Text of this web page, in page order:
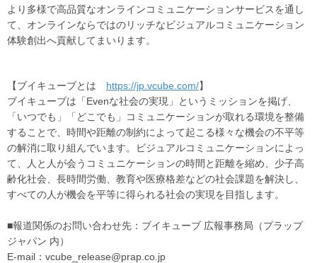
より多様で高品質なオンラインコミュニケーションサービスを通し
て、オンラインならではのリッチなビジュアルコミュニケーション
体験創出へ貢献してまいります。
【ブイキューブとは https://jp.vcube.com/】
ブイキューブは「Evenな社会の実現」というミッションを掲げ、
「いつでも」「どこでも」コミュニケーションが取れる環境を整備
することで、時間や距離の制約によって起こる様々な機会の不平等
の解消に取り組んでいます。ビジュアルコミュニケーションによっ
て、人と人が会うコミュニケーションの時間と距離を縮め、少子高
齢化社会、長時間労働、教育や医療格差などの社会課題を解決し、
すべての人が機会を平等に得られる社会の実現を目指します。
■報道関係のお問い合わせ先：ブイキューブ 広報事務局（プラップ
ジャパン 内）
E-mail：vcube_release@prap.co.jp